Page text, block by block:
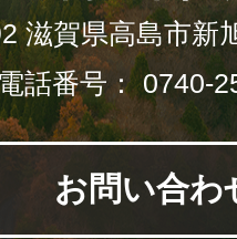
滋賀県高島市新
話番号： 0740-
お問い合わ